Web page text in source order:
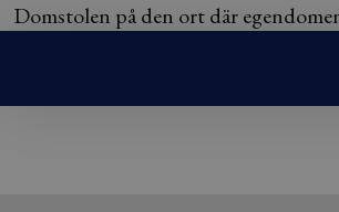
Domstolen på den ort där